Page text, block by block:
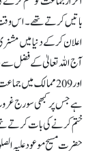
باتیں کرتے تھے۔ اس
اعلان کر کے دنیا میں مشنری
آج اللہ تعالیٰ کے فضل سے
اور 209ممالک
ہے جس پر کبھی سورج
ختم کرنے کی بات کرتے
حضرت مسیح موعود علیہ